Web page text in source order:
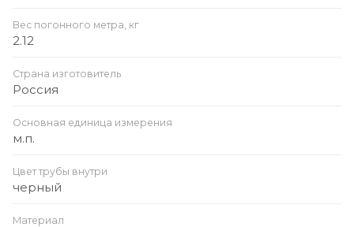
Вес погонного метра, кг
2.12
Страна изготовитель
Россия
Основная единица измерения
м.п.
Цвет трубы внутри
черный
Материал